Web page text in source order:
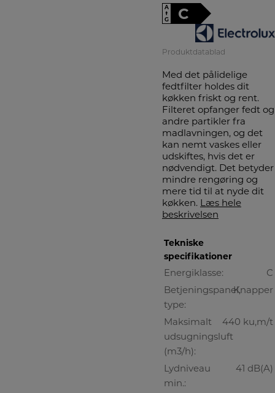
A
↑
G
C
Produktdatablad
Med det pålidelige
fedtfilter holdes dit
køkken friskt og rent.
Filteret opfanger fedt og
andre partikler fra
madlavningen, og det
kan nemt vaskes eller
udskiftes, hvis det er
nødvendigt. Det betyder
mindre rengøring og
mere tid til at nyde dit
køkken. Læs hele
beskrivelsen
Tekniske
specifikationer
Energiklasse:
C
Betjeningspanel,
type:
Knapper
Maksimalt
udsugningsluft
(m3/h):
440 ku,m/t
Lydniveau
min.:
41 dB(A)